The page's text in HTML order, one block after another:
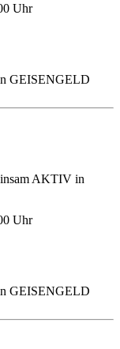
Uhr
GEISENGELD
AKTIV in
Uhr
GEISENGELD